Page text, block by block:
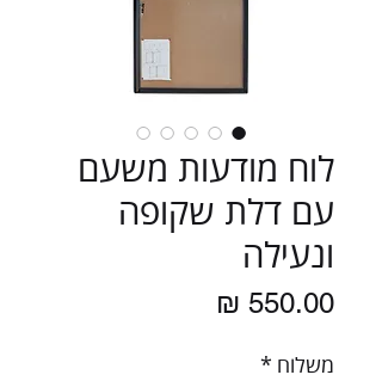
לוח מודעות משעם
עם דלת שקופה
ונעילה
משלוח *